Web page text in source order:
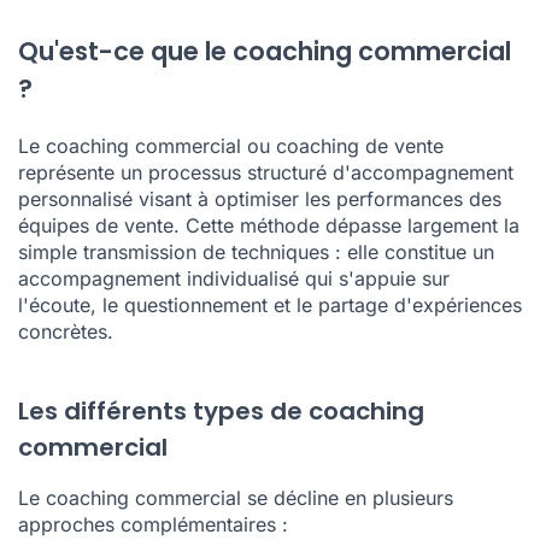
Qu'est-ce que le coaching commercial
?
Le coaching commercial ou coaching de vente
représente un processus structuré d'accompagnement
personnalisé visant à optimiser les performances des
équipes de vente. Cette méthode dépasse largement la
simple transmission de techniques : elle constitue un
accompagnement individualisé qui s'appuie sur
l'écoute, le questionnement et le partage d'expériences
concrètes.
Les différents types de coaching
commercial
Le coaching commercial se décline en plusieurs
approches complémentaires :